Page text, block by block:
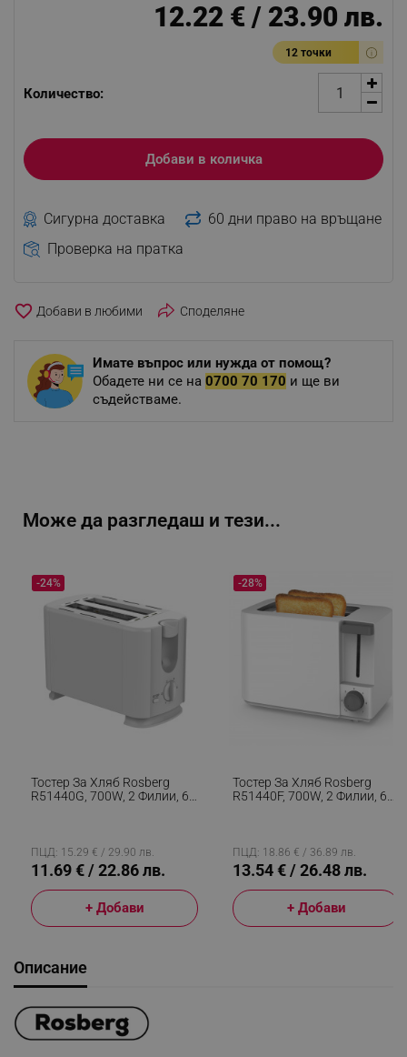
12.22 € / 23.90 лв.
12 точки
Количество:
Добави в количка
Сигурна доставка
60 дни право на връщане
Проверка на пратка
favorite_border Споделяне
Имате въпрос или нужда от помощ?
Обадете ни се на 0700 70 170 и ще ви
съдействаме.
Може да разгледаш и тези...
Тостер За Хляб Rosberg
R51440G, 700W, 2 Филии, 6
-24%
ПЦД: 15.29 € / 29.90 лв.
11.69 € / 22.86 лв.
+ Добави
Тостер За Хляб Rosberg
R51440F, 700W, 2 Филии, 6
-28%
ПЦД: 18.86 € / 36.89 лв.
13.54 € / 26.48 лв.
+ Добави
Описание